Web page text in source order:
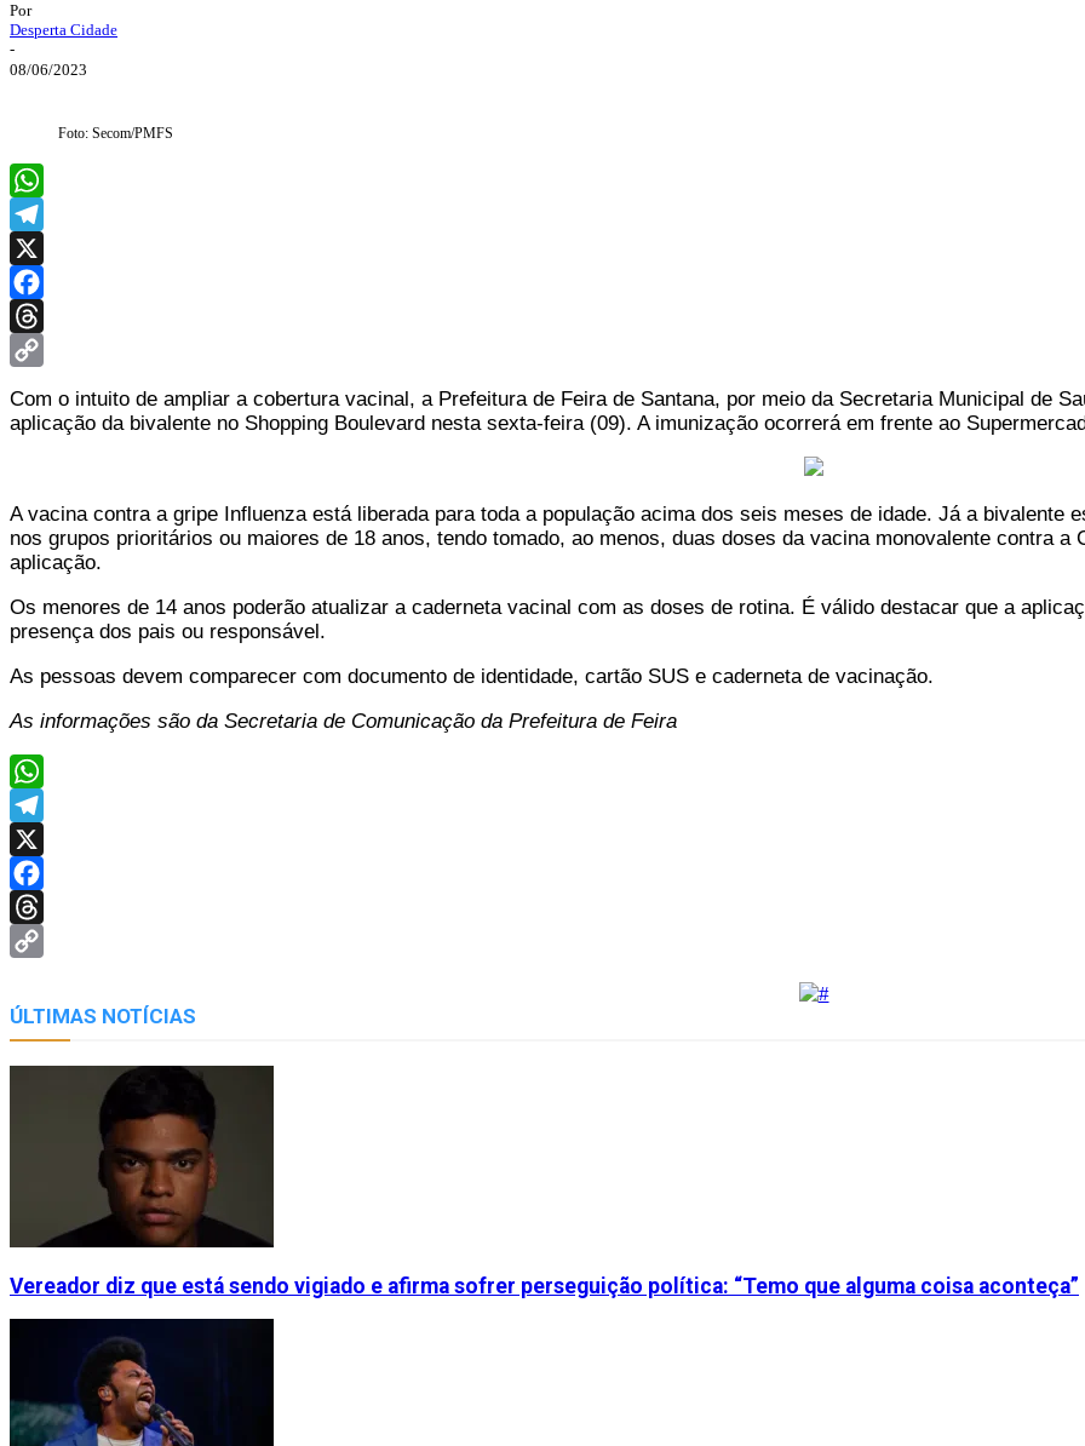
Por
Desperta Cidade
-
08/06/2023
Foto: Secom/PMFS
WhatsApp
Telegram
X
Facebook
Threads
Link
Com o intuito de ampliar a cobertura vacinal, a Prefeitura de Feira de Santana, por meio da Secretaria Municipal de
aplicação da bivalente no Shopping Boulevard nesta sexta-feira (09). A imunização ocorrerá em frente ao
A vacina contra a gripe Influenza está liberada para toda a população acima dos seis meses de idade. Já a bivalente
nos grupos prioritários ou maiores de 18 anos, tendo tomado, ao menos, duas doses da vacina monovalente contra
aplicação.
Os menores de 14 anos poderão atualizar a caderneta vacinal com as doses de rotina. É válido destacar que a
presença dos pais ou responsável.
As pessoas devem comparecer com documento de identidade, cartão SUS e caderneta de vacinação.
As informações são da Secretaria de Comunicação da Prefeitura de Feira
WhatsApp
Telegram
X
Facebook
Threads
Link
ÚLTIMAS NOTÍCIAS
Vereador diz que está sendo vigiado e afirma sofrer perseguição política: “Temo que alguma coisa aconteça”